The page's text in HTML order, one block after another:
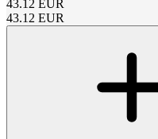
43.12 EUR
43.12 EUR